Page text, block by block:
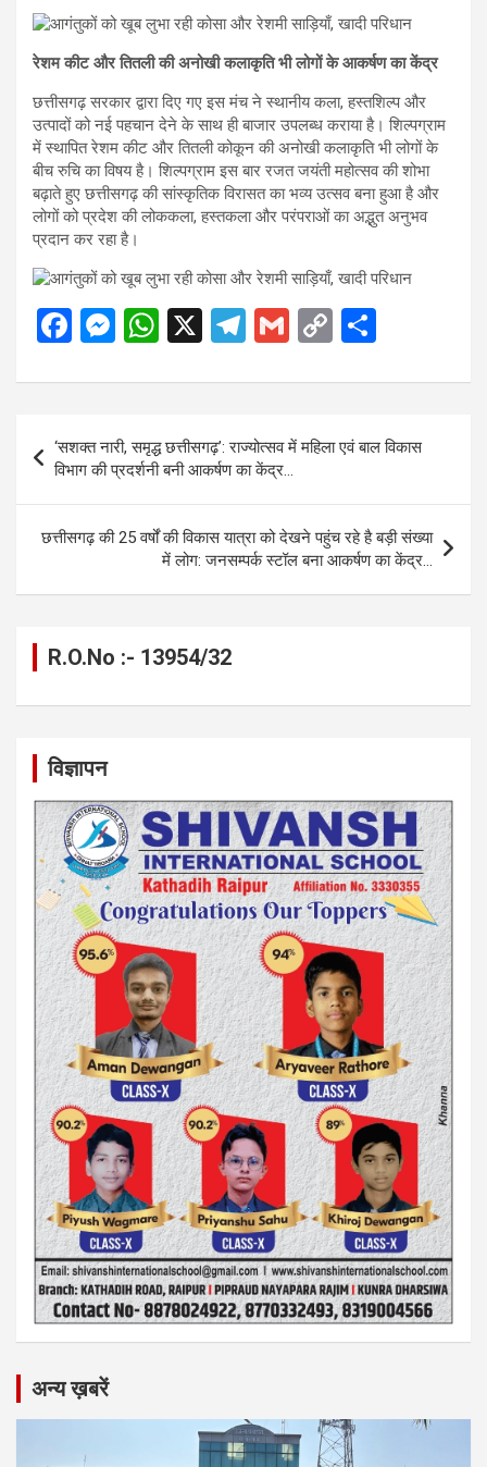
रेशम कीट और तितली की अनोखी कलाकृति भी लोगों के आकर्षण का केंद्र
छत्तीसगढ़ सरकार द्वारा दिए गए इस मंच ने स्थानीय कला, हस्तशिल्प और
उत्पादों को नई पहचान देने के साथ ही बाजार उपलब्ध कराया है। शिल्पग्राम
में स्थापित रेशम कीट और तितली कोकून की अनोखी कलाकृति भी लोगों के
बीच रुचि का विषय है। शिल्पग्राम इस बार रजत जयंती महोत्सव की शोभा
बढ़ाते हुए छत्तीसगढ़ की सांस्कृतिक विरासत का भव्य उत्सव बना हुआ है और
लोगों को प्रदेश की लोककला, हस्तकला और परंपराओं का अद्भुत अनुभव
प्रदान कर रहा है।
F
ce
o
o
k
M
se
n
g
er
W
at
A
p
p
X
T
e
gr
a
m
G
ail
C
py
Li
n
k
ar
e
navigation
‘सशक्त नारी, समृद्ध छत्तीसगढ़’: राज्योत्सव में महिला एवं बाल विकास
विभाग की प्रदर्शनी बनी आकर्षण का केंद्र…
छत्तीसगढ़ की 25 वर्षों की विकास यात्रा को देखने पहुंच रहे है बड़ी संख्या
में लोग: जनसम्पर्क स्टॉल बना आकर्षण का केंद्र…
R.O.No :- 13954/32
विज्ञापन
अन्य ख़बरें